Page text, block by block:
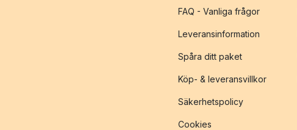
FAQ - Vanliga frågor
Leveransinformation
Spåra ditt paket
Köp- & leveransvillkor
Säkerhetspolicy
Cookies